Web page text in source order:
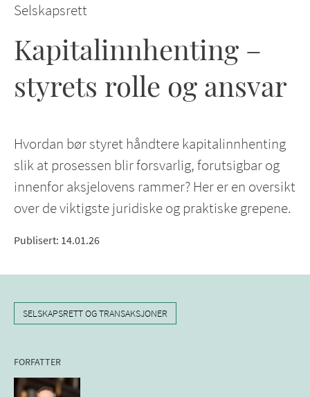
Selskapsrett
Kapitalinnhenting –
styrets rolle og ansvar
Hvordan bør styret håndtere kapitalinnhenting
slik at prosessen blir forsvarlig, forutsigbar og
innenfor aksjelovens rammer? Her er en oversikt
over de viktigste juridiske og praktiske grepene.
Publisert: 14.01.26
SELSKAPSRETT OG TRANSAKSJONER
FORFATTER